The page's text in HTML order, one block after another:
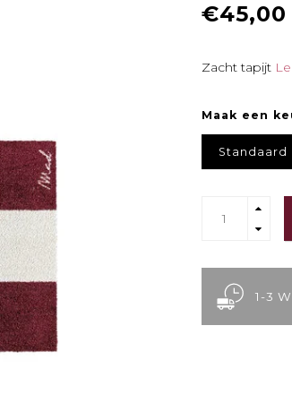
€45,00
Zacht tapijt
Maak een
Standaard
1-3